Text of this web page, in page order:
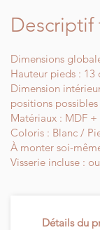
Dimensions
Hauteur pieds : 13
Dimension
positions possibles
Matériaux : MDF
Coloris : Blanc /
À monter soi-
Visserie incluse :
Détails du